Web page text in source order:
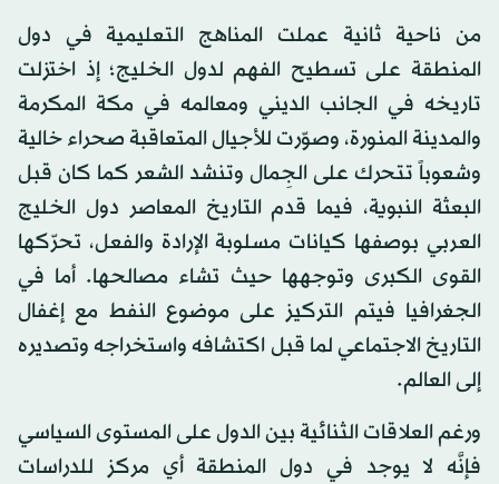
من ناحية ثانية عملت المناهج التعليمية في دول
المنطقة على تسطيح الفهم لدول الخليج؛ إذ اختزلت
تاريخه في الجانب الديني ومعالمه في مكة المكرمة
والمدينة المنورة، وصوّرت للأجيال المتعاقبة صحراء خالية
وشعوباً تتحرك على الجِمال وتنشد الشعر كما كان قبل
البعثة النبوية، فيما قدم التاريخ المعاصر دول الخليج
العربي بوصفها كيانات مسلوبة الإرادة والفعل، تحرّكها
القوى الكبرى وتوجهها حيث تشاء مصالحها. أما في
الجغرافيا فيتم التركيز على موضوع النفط مع إغفال
التاريخ الاجتماعي لما قبل اكتشافه واستخراجه وتصديره
إلى العالم.
ورغم العلاقات الثنائية بين الدول على المستوى السياسي
فإنَّه لا يوجد في دول المنطقة أي مركز للدراسات